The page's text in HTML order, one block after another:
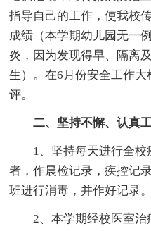
指导自己的工作，使我校
成绩（本学期幼儿园无一
炎，因为发现得早、隔离
生）。在6月份安全工作
评。
二、坚持不懈、认真工
1、坚持每天进行全校
者，作晨检记录，疾控记
班进行消毒，并作好记录。
2、本学期经校医室治